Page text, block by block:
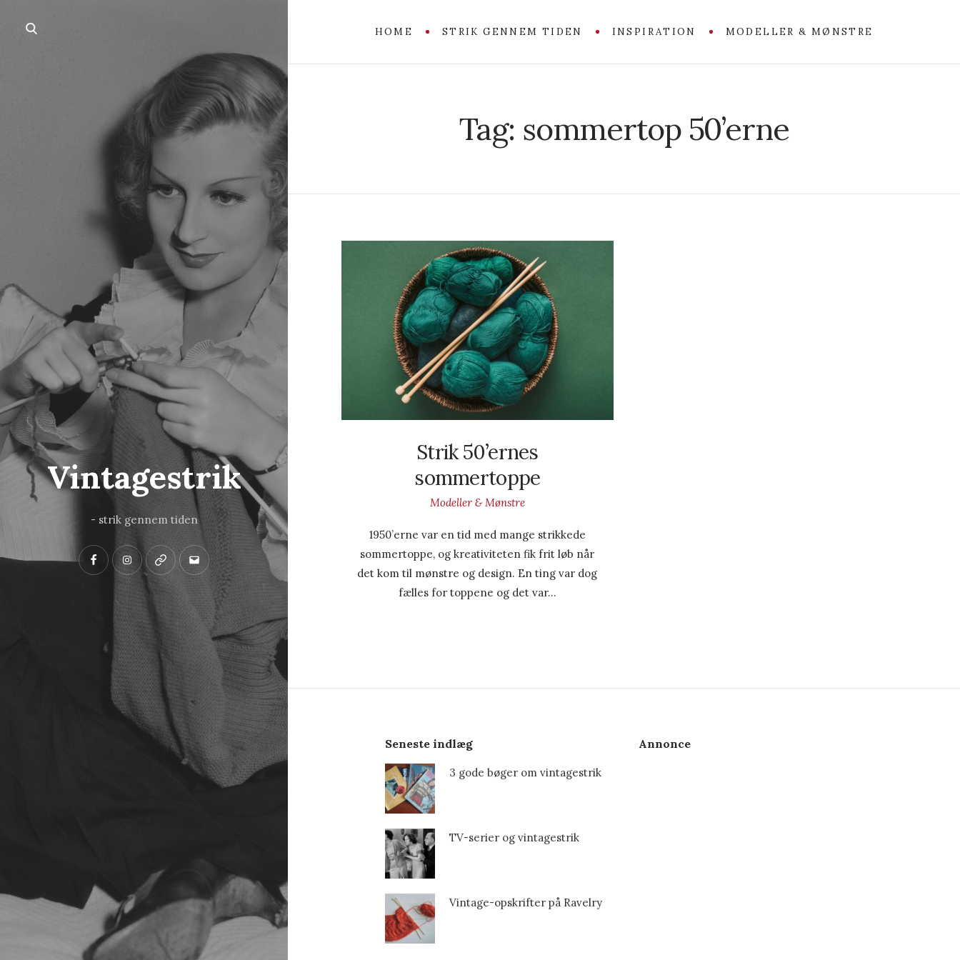
Vintagestrik
- strik gennem tiden
FacebookInstagramPinterest
Mail
HOME STRIK GENNEM TIDEN INSPIRATION MODELLER & MØNSTRE
Tag: sommertop 50’erne
Strik 50’ernes
sommertoppe
Modeller & Mønstre
1950’erne var en tid med mange strikkede
sommertoppe, og kreativiteten fik frit løb når
det kom til mønstre og design. En ting var dog
fælles for toppene og det var…
Seneste indlæg
3 gode bøger om vintagestrik
TV-serier og vintagestrik
Vintage-opskrifter på Ravelry
Annonce